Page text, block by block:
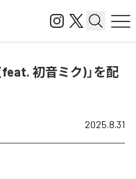
初音ミク)」を配
2025.8.31